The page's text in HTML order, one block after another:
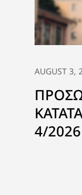
AUGUST 3,
4/2026